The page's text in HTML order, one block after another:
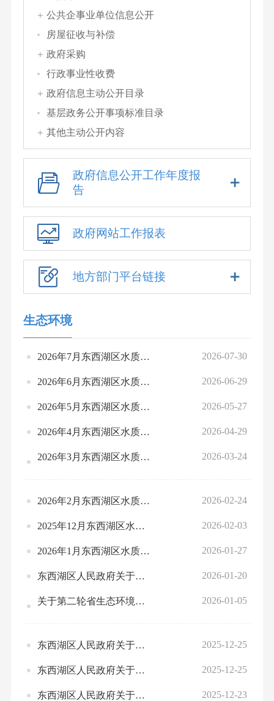
公共企事业单位信息公开
房屋征收与补偿
政府采购
行政事业性收费
政府信息主动公开目录
基层政务公开事项标准目录
其他主动公开内容
政府信息公开工作年度报
告
政府网站工作报表
地方部门平台链接
生态环境
2026年7月东西湖区水质环境质量状况 2026-07-30
2026年6月东西湖区水质环境质量状况 2026-06-29
2026年5月东西湖区水质环境质量状况 2026-05-27
2026年4月东西湖区水质环境质量状况 2026-04-29
2026年3月东西湖区水质环境质量状况 2026-03-24
2026年2月东西湖区水质环境质量状况 2026-02-24
2025年12月东西湖区水质环境质量状况 2026-02-03
2026年1月东西湖区水质环境质量状况 2026-01-27
东西湖区人民政府关于第二轮省生态环境保护督察反馈意见整改情况的公示（序号7） 2026-01-20
关于第二轮省生态环境保护督察反馈“污水收集处理能力有待提升”问题（市序号24）整改情况的公示 2026-01-05
东西湖区人民政府关于第二轮省生态环境保护督察反馈问题（市序号26）整改情况的公示 2025-12-25
东西湖区人民政府关于第三轮中央生态环境保护督察反馈意见整改情况的公示（省序号7） 2025-12-25
东西湖区人民政府关于第二轮中央生态环境保护督察反馈问题（省序号66）整改情况的公示 2025-12-23